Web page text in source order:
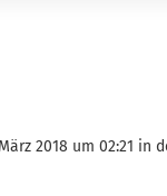
2018 um 02:21 in